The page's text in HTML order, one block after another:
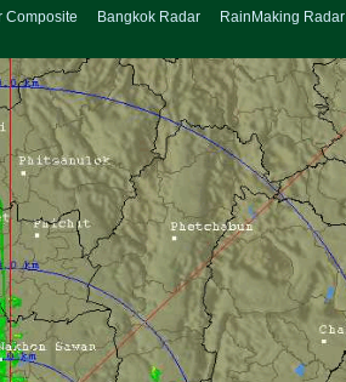
Composite Bangkok Radar
RainMaking Radar